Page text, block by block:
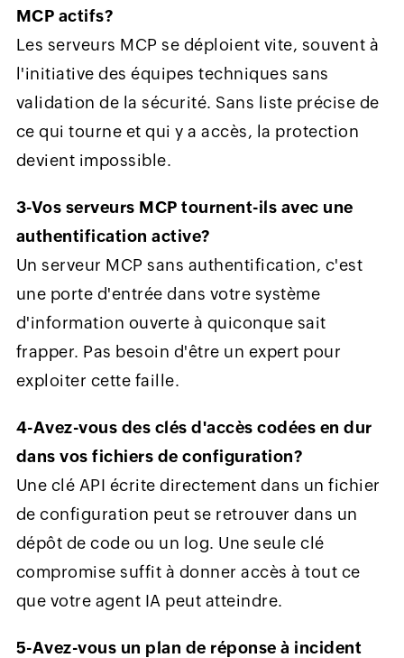
MCP actifs?
Les serveurs MCP se déploient vite, souvent à
l'initiative des équipes techniques sans
validation de la sécurité. Sans liste précise de
ce qui tourne et qui y a accès, la protection
devient impossible.
3-Vos serveurs MCP tournent-ils avec une
authentification active?
Un serveur MCP sans authentification, c'est
une porte d'entrée dans votre système
d'information ouverte à quiconque sait
frapper. Pas besoin d'être un expert pour
exploiter cette faille.
4-Avez-vous des clés d'accès codées en dur
dans vos fichiers de configuration?
Une clé API écrite directement dans un fichier
de configuration peut se retrouver dans un
dépôt de code ou un log. Une seule clé
compromise suffit à donner accès à tout ce
que votre agent IA peut atteindre.
5-Avez-vous un plan de réponse à incident